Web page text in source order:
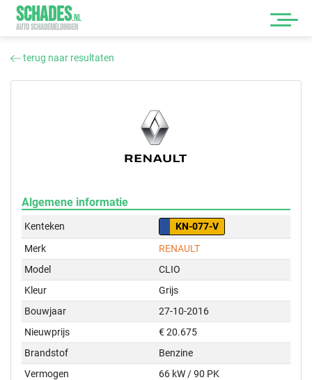
SCHADES.NL
AUTO SCHADEMELDINGEN
terug naar resultaten
Algemene informatie
Kenteken
KN-077-V
Merk
RENAULT
Model
CLIO
Kleur
Grijs
Bouwjaar
27-10-2016
Nieuwprijs
€ 20.675
Brandstof
Benzine
Vermogen
66 kW / 90 PK